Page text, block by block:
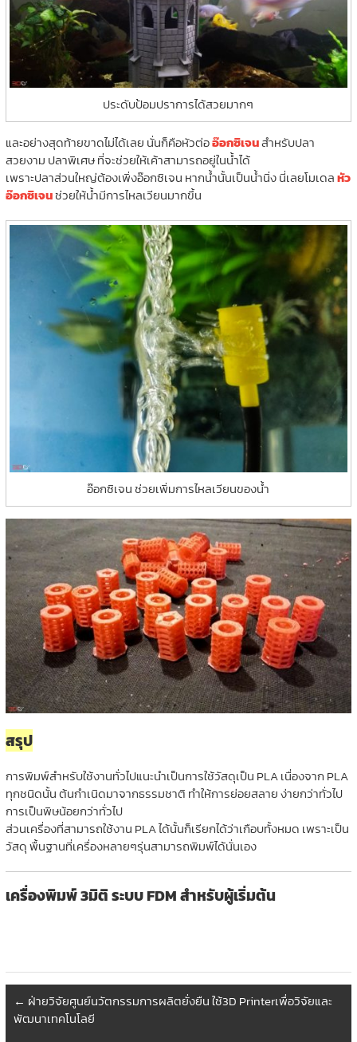
ประดับป้อมปราการได้สวยมากๆ
และอย่างสุดท้ายขาดไม่ได้เลย นั่นก็คือหัวต่ออ๊อกซิเจนสำหรับปลา
สวยงาม ปลาพิเศษ ที่จะช่วยให้เค้าสามารถอยู่ในน้ำได้
เพราะปลาส่วนใหญ่ต้องเพิ่งอ๊อกซิเจน หากน้ำนั้นเป็นน้ำนิ่ง นี่เลยโมเดลหัว
อ๊อกซิเจนช่วยให้น้ำมีการไหลเวียนมากขึ้น
อ๊อกซิเจน ช่วยเพิ่มการไหลเวียนของน้ำ
สรุป
การพิมพ์สำหรับใช้งานทั่วไปแนะนำเป็นการใช้วัสดุเป็น PLA เนื่องจาก PLA
ทุกชนิดนั้น ต้นกำเนิดมาจากธรรมชาติ ทำให้การย่อยสลาย ง่ายกว่าทั่วไป
การเป็นพิษน้อยกว่าทั่วไป
ส่วนเครื่องที่สามารถใช้งาน PLA ได้นั้นก็เรียกได้ว่าเกือบทั้งหมด เพราะเป็น
วัสดุ พื้นฐานที่เครื่องหลายๆรุ่นสามารถพิมพ์ได้นั่นเอง
เครื่องพิมพ์ 3มิติ ระบบ FDM สำหรับผู้เริ่มต้น
← ฝ่ายวิจัยศูนย์นวัตกรรมการผลิตยั่งยืน ใช้3D Printerเพื่อวิจัยและ
พัฒนาเทคโนโลยี